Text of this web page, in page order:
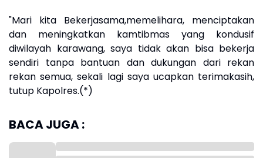
"Mari kita Bekerjasama,memelihara, menciptakan
dan meningkatkan kamtibmas yang kondusif
diwilayah karawang, saya tidak akan bisa bekerja
sendiri tanpa bantuan dan dukungan dari rekan
rekan semua, sekali lagi saya ucapkan terimakasih,
tutup Kapolres.(*)
BACA JUGA :